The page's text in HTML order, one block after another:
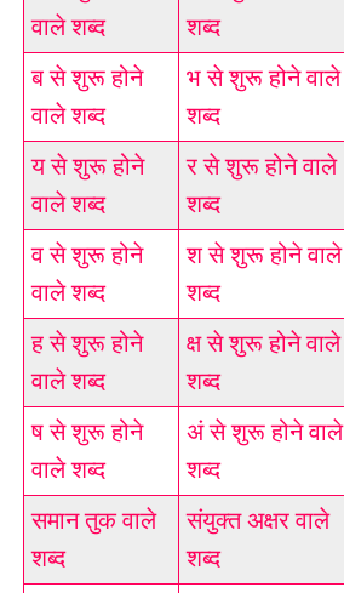
वाले शब्द
शब्द
ब से शुरू होने
वाले शब्द
भ से शुरू होने वाले
शब्द
य से शुरू होने
वाले शब्द
र से शुरू होने वाले
शब्द
व से शुरू होने
वाले शब्द
श से शुरू होने वाले
शब्द
ह से शुरू होने
वाले शब्द
क्ष से शुरू होने वाले
शब्द
ष से शुरू होने
वाले शब्द
अं से शुरू होने वाले
शब्द
समान तुक वाले
शब्द
संयुक्त अक्षर वाले
शब्द